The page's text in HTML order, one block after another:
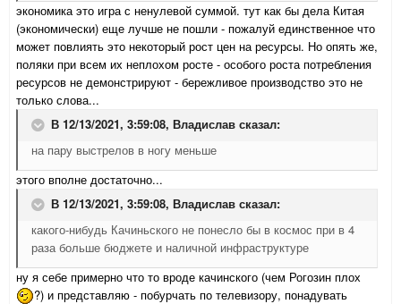
экономика это игра с ненулевой суммой. тут как бы дела Китая
(экономически) еще лучше не пошли - пожалуй единственное что
может повлиять это некоторый рост цен на ресурсы. Но опять же,
поляки при всем их неплохом росте - особого роста потребления
ресурсов не демонстрируют - бережливое производство это не
только слова...
В 12/13/2021, 3:59:08, Владислав сказал:
на пару выстрелов в ногу меньше
этого вполне достаточно...
В 12/13/2021, 3:59:08, Владислав сказал:
какого-нибудь Качиньского не понесло бы в космос при в 4
раза больше бюджете и наличной инфраструктуре
ну я себе примерно что то вроде качинского (чем Рогозин плох
?) и представляю - побурчать по телевизору, понадувать